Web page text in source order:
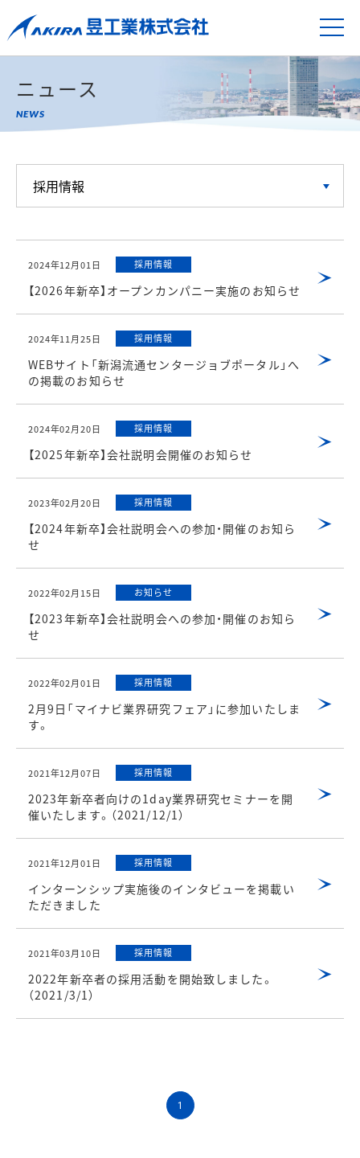
ニュース
2024年12月01日 採用情報
【2026年新卒】オープンカンパニー実施のお知らせ
2024年11月25日 採用情報
WEBサイト「新潟流通センタージョブポータル」へ
の掲載のお知らせ
2024年02月20日 採用情報
【2025年新卒】会社説明会開催のお知らせ
2023年02月20日 採用情報
【2024年新卒】会社説明会への参加・開催のお知ら
せ
2022年02月15日 お知らせ
【2023年新卒】会社説明会への参加・開催のお知ら
せ
2022年02月01日 採用情報
2月9日「マイナビ業界研究フェア」に参加いたしま
す。
2021年12月07日 採用情報
2023年新卒者向けの1day業界研究セミナーを開
催いたします。（2021/12/1）
2021年12月01日 採用情報
インターンシップ実施後のインタビューを掲載い
ただきました
2021年03月10日 採用情報
2022年新卒者の採用活動を開始致しました。
（2021/3/1）
1